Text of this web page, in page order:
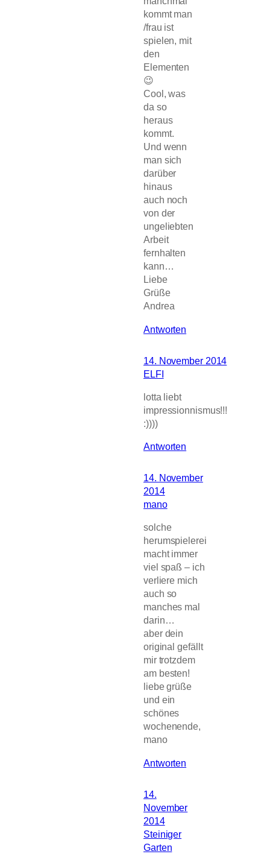
kommt man
/frau ist
spielen, mit
den
Elementen
😉
Cool, was
da so
heraus
kommt.
Und wenn
man sich
darüber
hinaus
auch noch
von der
ungeliebten
Arbeit
fernhalten
kann…
Liebe
Grüße
Andrea
Antworten
14. November 2014
ELFI
lotta liebt
impressionnismus!!!
:))))
Antworten
14. November
2014
mano
solche
herumspielerei
macht immer
viel spaß – ich
verliere mich
auch so
manches mal
darin…
aber dein
original gefällt
mir trotzdem
am besten!
liebe grüße
und ein
schönes
wochenende,
mano
Antworten
14.
November
2014
Steiniger
Garten